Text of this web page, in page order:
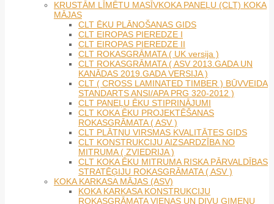
KRUSTĀM LĪMĒTU MASĪVKOKA PANEĻU (CLT) KOKA
MĀJAS
CLT ĒKU PLĀNOŠANAS GIDS
CLT EIROPAS PIEREDZE I
CLT EIROPAS PIEREDZE II
CLT ROKASGRĀMATA ( UK versija )
CLT ROKASGRĀMATA ( ASV 2013.GADA UN
KANĀDAS 2019.GADA VERSIJA )
CLT ( CROSS LAMINATED TIMBER ) BŪVVEIDA
STANDARTS ANSI/APA PRG 320-2012 )
CLT PANEĻU ĒKU STIPRINĀJUMI
CLT KOKA ĒKU PROJEKTĒŠANAS
ROKASGRĀMATA ( ASV )
CLT PLĀTŅU VIRSMAS KVALITĀTES GIDS
CLT KONSTRUKCIJU AIZSARDZĪBA NO
MITRUMA ( ZVIEDRIJA )
CLT KOKA ĒKU MITRUMA RISKA PĀRVALDĪBAS
STRATĒĢIJU ROKASGRĀMATA ( ASV )
KOKA KARKASA MĀJAS (ASV)
KOKA KARKASA KONSTRUKCIJU
ROKASGRĀMATA VIENAS UN DIVU ĢIMEŅU